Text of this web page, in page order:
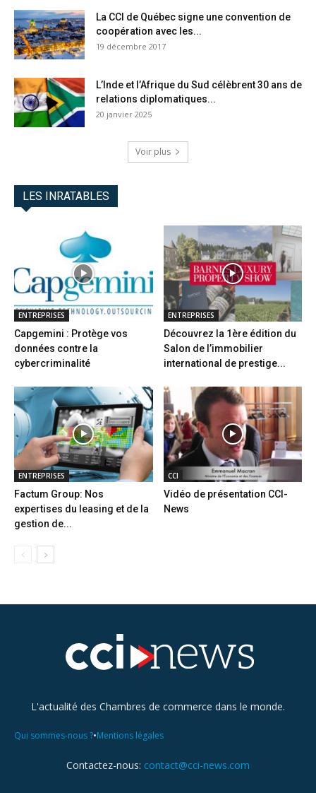
La CCI de Québec signe une convention de
coopération avec les...
19 décembre 2017
L’Inde et l’Afrique du Sud célèbrent 30 ans de
relations diplomatiques...
20 janvier 2025
Voir plus
LES INRATABLES
ENTREPRISES
Capgemini : Protège vos
données contre la
cybercriminalité
ENTREPRISES
Découvrez la 1ère édition du
Salon de l’immobilier
international de prestige...
ENTREPRISES
Factum Group: Nos
expertises du leasing et de la
gestion de...
CCI
Vidéo de présentation CCI-
News
L'actualité des Chambres de commerce dans le monde.
Qui sommes-nous ?•Mentions légales
Contactez-nous: contact@cci-news.com